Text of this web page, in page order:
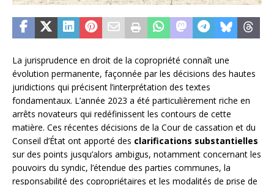
La jurisprudence en droit de la copropriété connaît une
évolution permanente, façonnée par les décisions des hautes
juridictions qui précisent l’interprétation des textes
fondamentaux. L’année 2023 a été particulièrement riche en
arrêts novateurs qui redéfinissent les contours de cette
matière. Ces récentes décisions de la Cour de cassation et du
Conseil d’État ont apporté des clarifications substantielles
sur des points jusqu’alors ambigus, notamment concernant les
pouvoirs du syndic, l’étendue des parties communes, la
responsabilité des copropriétaires et les modalités de prise de